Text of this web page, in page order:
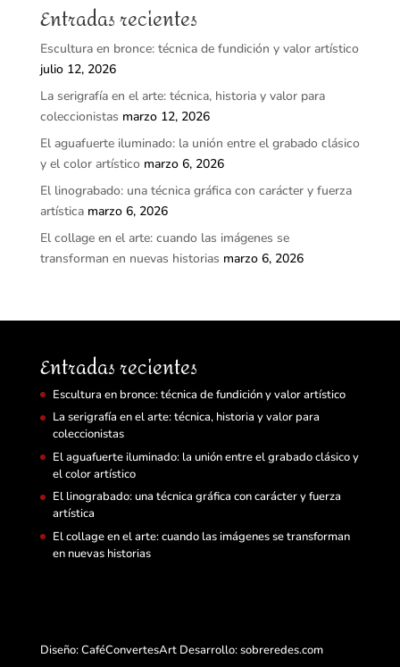
Entradas recientes
Escultura en bronce: técnica de fundición y valor artístico
julio 12, 2026
La serigrafía en el arte: técnica, historia y valor para
coleccionistas marzo 12, 2026
El aguafuerte iluminado: la unión entre el grabado clásico
y el color artístico marzo 6, 2026
El linograbado: una técnica gráfica con carácter y fuerza
artística marzo 6, 2026
El collage en el arte: cuando las imágenes se
transforman en nuevas historias marzo 6, 2026
Entradas recientes
Escultura en bronce: técnica de fundición y valor artístico
La serigrafía en el arte: técnica, historia y valor para
coleccionistas
El aguafuerte iluminado: la unión entre el grabado clásico y
el color artístico
El linograbado: una técnica gráfica con carácter y fuerza
artística
El collage en el arte: cuando las imágenes se transforman
en nuevas historias
Diseño: CaféConvertesArt Desarrollo:sobreredes.com